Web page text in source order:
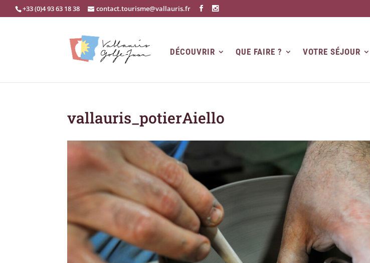
+33 (0)4 93 63 18 38 contact.tourisme@vallauris.fr
DÉCOUVRIR QUE FAIRE ? VOTRE SÉJOUR
vallauris_potierAiello